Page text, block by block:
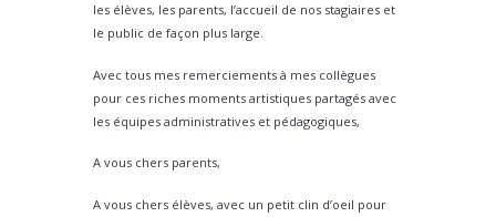
les élèves, les parents, l’accueil de nos stagiaires et
le public de façon plus large.
Avec tous mes remerciements à mes collègues
pour ces riches moments artistiques partagés avec
les équipes administratives et pédagogiques,
A vous chers parents,
A vous chers élèves, avec un petit clin d’oeil pour